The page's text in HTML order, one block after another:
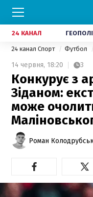
24 КАНАЛ
24 канал Спорт Футбол
14 червня, 18:20 3
Конкурує з
Зіданом:
може
Роман